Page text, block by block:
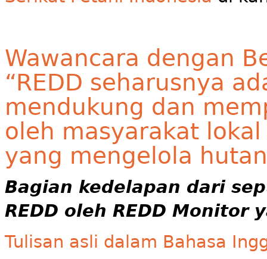
Wawancara dengan
“REDD seharusnya
mendukung dan
oleh masyarakat
yang mengelola
Bagian kedelapan dari
REDD oleh REDD Monitor
Tulisan asli dalam Bahasa